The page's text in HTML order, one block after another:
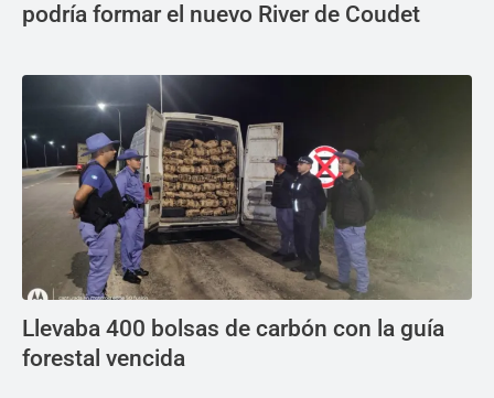
podría formar el nuevo River de Coudet
Llevaba 400 bolsas de carbón con la guía
forestal vencida